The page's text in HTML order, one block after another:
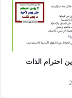
احترام الذات